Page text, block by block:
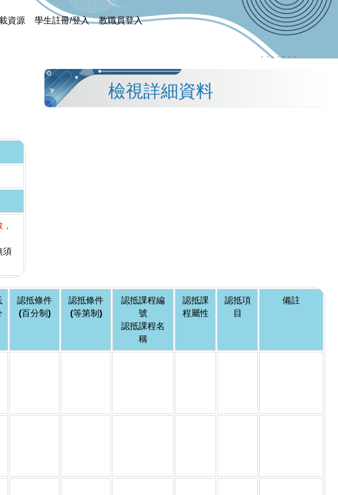
資源 學生註冊/登入 教職員登入
檢視詳細資料
須
認抵條件
(百分制)
認抵條件
(等第制)
認抵課程編
號
認抵課程名
稱
認抵課
程屬性
認抵項
目
備註